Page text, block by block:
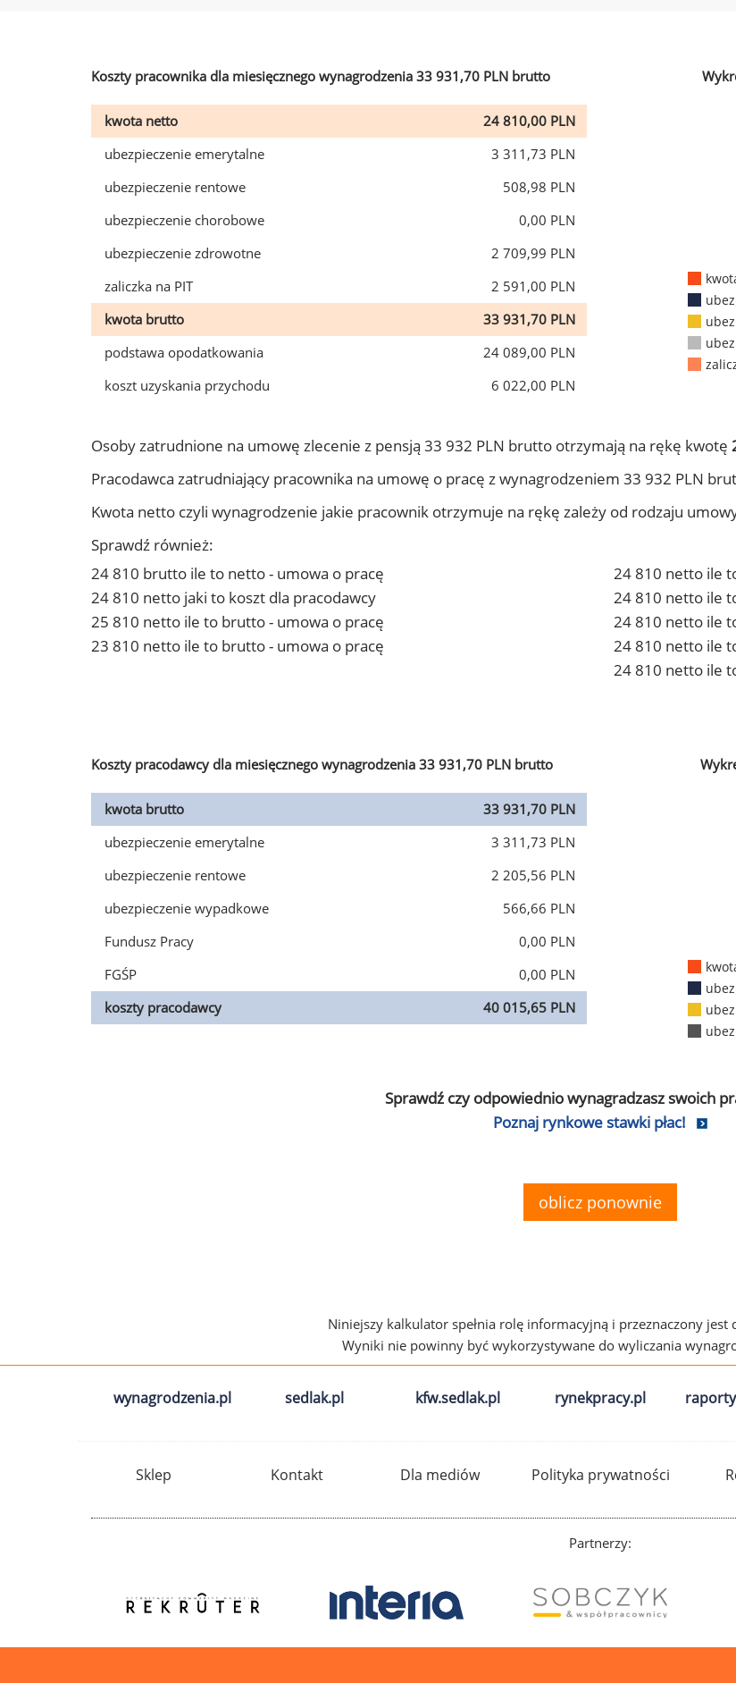
Koszty pracownika dla miesięcznego wynagrodzenia 33 931,70 PLN brutto
kwota netto
24 810,00 PLN
ubezpieczenie emerytalne
3 311,73 PLN
ubezpieczenie rentowe
508,98 PLN
ubezpieczenie chorobowe
0,00 PLN
ubezpieczenie zdrowotne
2 709,99 PLN
zaliczka na PIT
2 591,00 PLN
kwota brutto
33 931,70 PLN
podstawa opodatkowania
24 089,00 PLN
koszt uzyskania przychodu
6 022,00 PLN
Osoby zatrudnione na umowę zlecenie z pensją 33 932 PLN brutto otrzymają na rękę kwotę
Pracodawca zatrudniający pracownika na umowę o pracę z wynagrodzeniem 33 932 PLN
Kwota netto czyli wynagrodzenie jakie pracownik otrzymuje na rękę zależy od rodzaju
Sprawdź również:
24 810 brutto ile to netto - umowa o pracę
24 810 netto jaki to koszt dla pracodawcy
25 810 netto ile to brutto - umowa o pracę
23 810 netto ile to brutto - umowa o pracę
24 810 netto ile
24 810 netto ile
24 810 netto ile
24 810 netto ile
24 810 netto ile
Koszty pracodawcy dla miesięcznego wynagrodzenia 33 931,70 PLN brutto
kwota brutto
33 931,70 PLN
ubezpieczenie emerytalne
3 311,73 PLN
ubezpieczenie rentowe
2 205,56 PLN
ubezpieczenie wypadkowe
566,66 PLN
Fundusz Pracy
0,00 PLN
FGŚP
0,00 PLN
koszty pracodawcy
40 015,65 PLN
Sprawdź czy odpowiednio wynagradzasz swoich
Poznaj rynkowe stawki płac!
oblicz ponownie
Niniejszy kalkulator spełnia rolę informacyjną i przeznaczony jest
Wyniki nie powinny być wykorzystywane do wyliczania
wynagrodzenia.pl sedlak.pl kfw.sedlak.pl rynekpracy.pl
Sklep Kontakt Dla mediów Polityka prywatności
Partnerzy: